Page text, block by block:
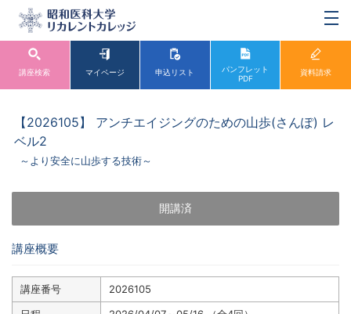
講座検索 マイページ 申込リスト
パンフレット
PDF
資料請求
【2026105】 アンチエイジングのための山歩(さんぽ) レ
ベル2
～より安全に山歩する技術～
開講済
講座概要
講座番号
2026105